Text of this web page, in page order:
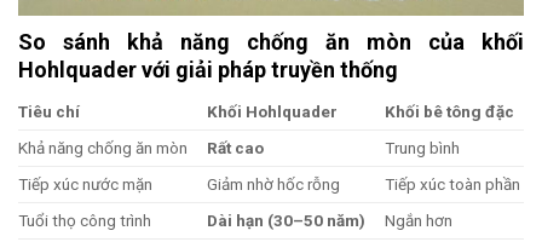
So sánh khả năng chống ăn mòn của khối
Hohlquader với giải pháp truyền thống
Tiêu chí Khối Hohlquader
Khối bê tông đặc
Khả năng chống ăn mòn
Rất cao
Trung bình
Tiếp xúc nước mặn
Giảm nhờ hốc rỗng
Tiếp xúc toàn phần
Tuổi thọ công trình
Dài hạn (30–50 năm)
Ngắn hơn